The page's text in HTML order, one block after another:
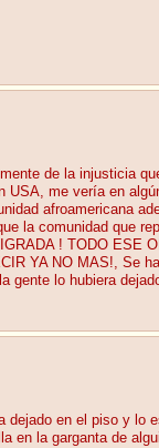
de la injusticia
me vería en
afroamericana
la comunidad que
! TODO
YA NO MAS!, Se
lo hubiera
en el piso y
la garganta de